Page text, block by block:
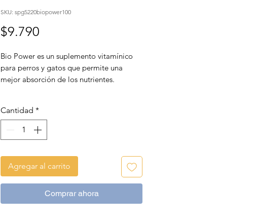
SKU: spg5220biopower100
$9.790
Bio Power es un suplemento vitamínico
para perros y gatos que permite una
mejor absorción de los nutrientes.
Cantidad *
Agregar al carrito
Comprar ahora